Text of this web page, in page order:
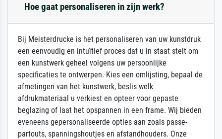
Hoe gaat personaliseren in zijn werk?
Bij Meisterdrucke is het personaliseren van uw kunstdruk
een eenvoudig en intuïtief proces dat u in staat stelt om
een kunstwerk geheel volgens uw persoonlijke
specificaties te ontwerpen. Kies een omlijsting, bepaal de
afmetingen van het kunstwerk, beslis welk
afdrukmateriaal u verkiest en opteer voor gepaste
beglazing of laat het opspannen in een frame. Wij bieden
eveneens gepersonaliseerde opties aan zoals passe-
partouts, spanningshoutjes en afstandhouders. Onze